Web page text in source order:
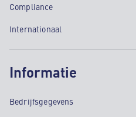
Compliance
Internationaal
Informatie
Bedrijfsgegevens